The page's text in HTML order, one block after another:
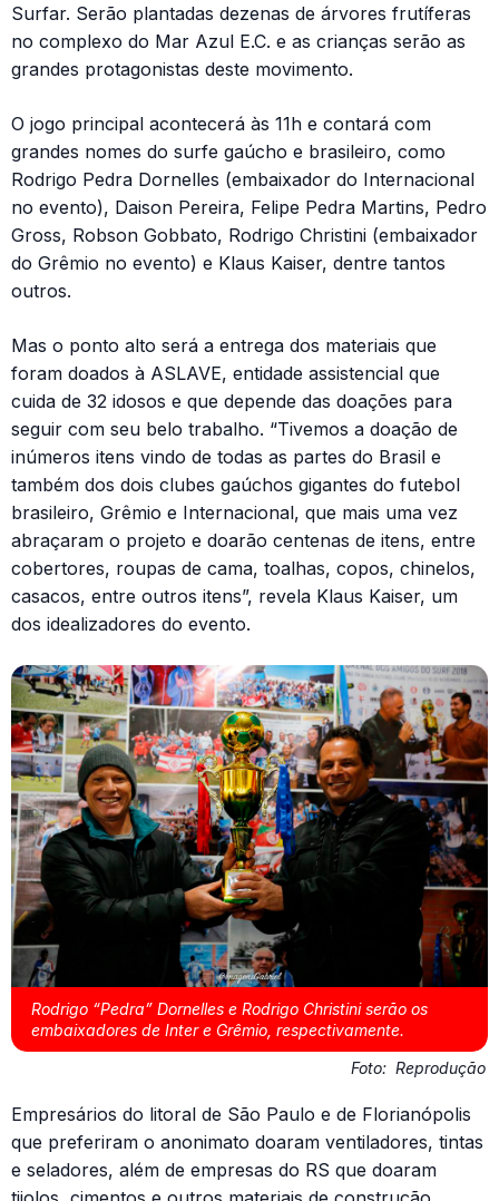
Surfar. Serão plantadas dezenas de árvores frutíferas
no complexo do Mar Azul E.C. e as crianças serão as
grandes protagonistas deste movimento.
O jogo principal acontecerá às 11h e contará com
grandes nomes do surfe gaúcho e brasileiro, como
Rodrigo Pedra Dornelles (embaixador do Internacional
no evento), Daison Pereira, Felipe Pedra Martins, Pedro
Gross, Robson Gobbato, Rodrigo Christini (embaixador
do Grêmio no evento) e Klaus Kaiser, dentre tantos
outros.
Mas o ponto alto será a entrega dos materiais que
foram doados à ASLAVE, entidade assistencial que
cuida de 32 idosos e que depende das doações para
seguir com seu belo trabalho. “Tivemos a doação de
inúmeros itens vindo de todas as partes do Brasil e
também dos dois clubes gaúchos gigantes do futebol
brasileiro, Grêmio e Internacional, que mais uma vez
abraçaram o projeto e doarão centenas de itens, entre
cobertores, roupas de cama, toalhas, copos, chinelos,
casacos, entre outros itens”, revela Klaus Kaiser, um
dos idealizadores do evento.
Rodrigo “Pedra” Dornelles e Rodrigo Christini serão os
embaixadores de Inter e Grêmio, respectivamente.
Foto: Reprodução
Empresários do litoral de São Paulo e de Florianópolis
que preferiram o anonimato doaram ventiladores, tintas
e seladores, além de empresas do RS que doaram